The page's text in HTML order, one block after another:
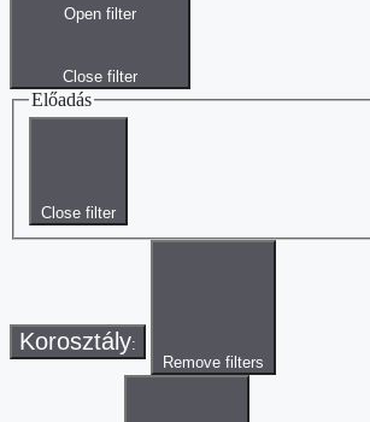
Open filter
Close filter
Előadás
Close filter
Korosztály:
Remove filters